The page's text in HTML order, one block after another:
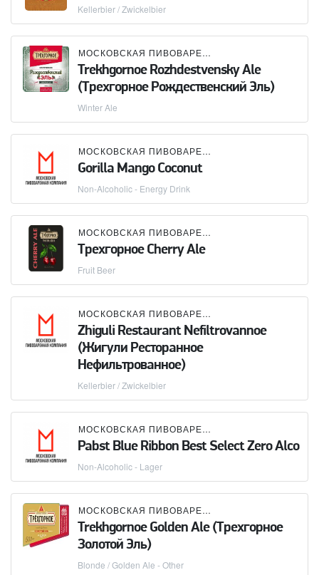
Kellerbier / Zwickelbier
МОСКОВСКАЯ ПИВОВАРЕННАЯ КОМПАНИЯ (МПК)
Trekhgornoe Rozhdestvensky Ale
(Трехгорное Рождественский Эль)
Winter Ale
МОСКОВСКАЯ ПИВОВАРЕННАЯ КОМПАНИЯ (МПК)
Gorilla Mango Coconut
Non-Alcoholic - Energy Drink
МОСКОВСКАЯ ПИВОВАРЕННАЯ КОМПАНИЯ (МПК)
Трехгорное Cherry Ale
Fruit Beer
МОСКОВСКАЯ ПИВОВАРЕННАЯ КОМПАНИЯ (МПК)
Zhiguli Restaurant Nefiltrovannoe
(Жигули Ресторанное
Нефильтрованное)
Kellerbier / Zwickelbier
МОСКОВСКАЯ ПИВОВАРЕННАЯ КОМПАНИЯ (МПК)
Pabst Blue Ribbon Best Select Zero Alco
Non-Alcoholic - Lager
МОСКОВСКАЯ ПИВОВАРЕННАЯ КОМПАНИЯ (МПК)
Trekhgornoe Golden Ale (Трехгорное
Золотой Эль)
Blonde / Golden Ale - Other